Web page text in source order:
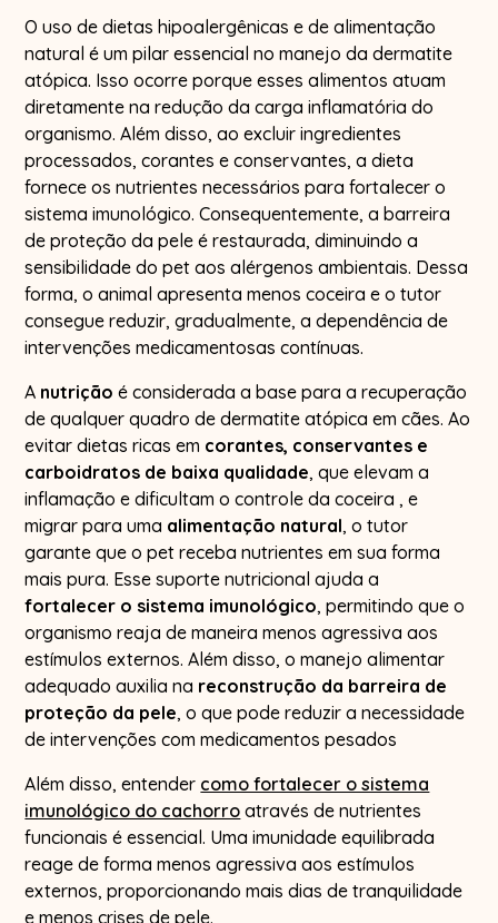
O uso de dietas hipoalergênicas e de alimentação
natural é um pilar essencial no manejo da dermatite
atópica. Isso ocorre porque esses alimentos atuam
diretamente na redução da carga inflamatória do
organismo. Além disso, ao excluir ingredientes
processados, corantes e conservantes, a dieta
fornece os nutrientes necessários para fortalecer o
sistema imunológico. Consequentemente, a barreira
de proteção da pele é restaurada, diminuindo a
sensibilidade do pet aos alérgenos ambientais. Dessa
forma, o animal apresenta menos coceira e o tutor
consegue reduzir, gradualmente, a dependência de
intervenções medicamentosas contínuas.
A nutrição é considerada a base para a recuperação
de qualquer quadro de dermatite atópica em cães. Ao
evitar dietas ricas em corantes, conservantes e
carboidratos de baixa qualidade, que elevam a
inflamação e dificultam o controle da coceira , e
migrar para uma alimentação natural, o tutor
garante que o pet receba nutrientes em sua forma
mais pura. Esse suporte nutricional ajuda a
fortalecer o sistema imunológico, permitindo que o
organismo reaja de maneira menos agressiva aos
estímulos externos. Além disso, o manejo alimentar
adequado auxilia na reconstrução da barreira de
proteção da pele, o que pode reduzir a necessidade
de intervenções com medicamentos pesados
Além disso, entender como fortalecer o sistema
imunológico do cachorro através de nutrientes
funcionais é essencial. Uma imunidade equilibrada
reage de forma menos agressiva aos estímulos
externos, proporcionando mais dias de tranquilidade
e menos crises de pele.